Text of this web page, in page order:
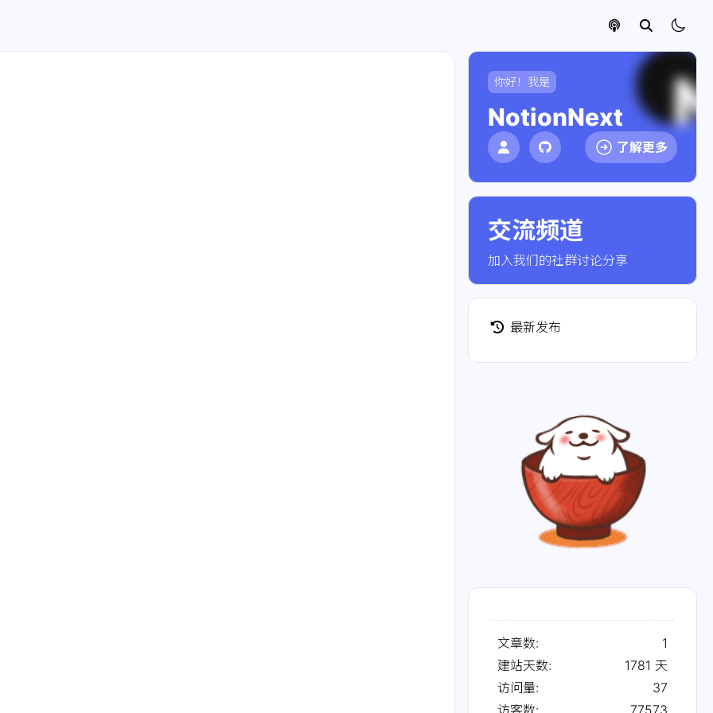
你好！我是
NotionNext
了解更多
交流频道
加入我们的社群讨论分享
点击加入社群
最新发布
文章数:
1
建站天数:
1781 天
访问量:
37
访客数:
77573